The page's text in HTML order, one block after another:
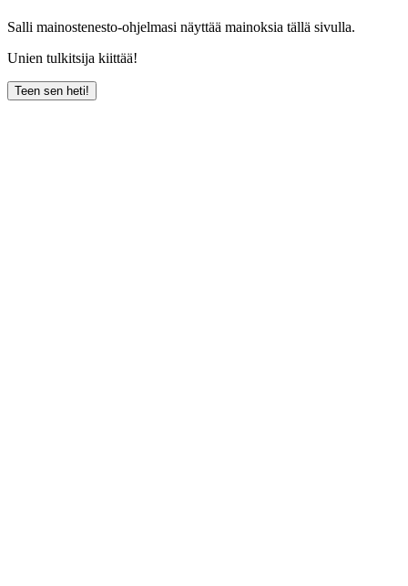
Salli mainostenesto-ohjelmasi näyttää mainoksia tällä sivulla.
Unien tulkitsija kiittää!
Teen sen heti!